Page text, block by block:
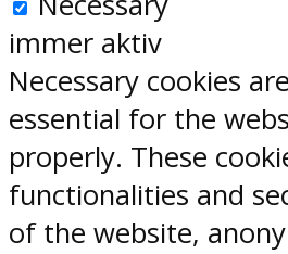
immer aktiv
Necessary cookies
essential for the
properly. These
functionalities and
of the website,